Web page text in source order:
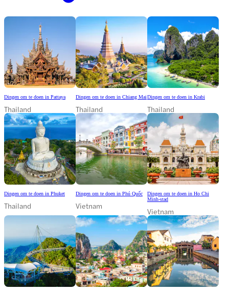
Dingen om te doen in Pattaya
Thailand
Dingen om te doen in Chiang Mai
Thailand
Dingen om te doen in Krabi
Thailand
Dingen om te doen in Phuket
Thailand
Dingen om te doen in Phú Quốc
Vietnam
Dingen om te doen in Ho Chi
Minh-stad
Vietnam